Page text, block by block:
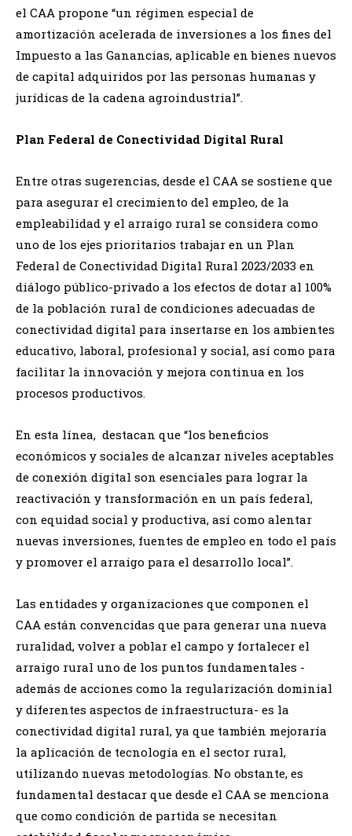
el CAA propone “un régimen especial de
amortización acelerada de inversiones a los fines del
Impuesto a las Ganancias, aplicable en bienes nuevos
de capital adquiridos por las personas humanas y
jurídicas de la cadena agroindustrial”.
Plan Federal de Conectividad Digital Rural
Entre otras sugerencias, desde el CAA se sostiene que
para asegurar el crecimiento del empleo, de la
empleabilidad y el arraigo rural se considera como
uno de los ejes prioritarios trabajar en un Plan
Federal de Conectividad Digital Rural 2023/2033 en
diálogo público-privado a los efectos de dotar al 100%
de la población rural de condiciones adecuadas de
conectividad digital para insertarse en los ambientes
educativo, laboral, profesional y social, así como para
facilitar la innovación y mejora continua en los
procesos productivos.
En esta línea, destacan que “los beneficios
económicos y sociales de alcanzar niveles aceptables
de conexión digital son esenciales para lograr la
reactivación y transformación en un país federal,
con equidad social y productiva, así como alentar
nuevas inversiones, fuentes de empleo en todo el país
y promover el arraigo para el desarrollo local”.
Las entidades y organizaciones que componen el
CAA están convencidas que para generar una nueva
ruralidad, volver a poblar el campo y fortalecer el
arraigo rural uno de los puntos fundamentales -
además de acciones como la regularización dominial
y diferentes aspectos de infraestructura- es la
conectividad digital rural, ya que también mejoraría
la aplicación de tecnología en el sector rural,
utilizando nuevas metodologías. No obstante, es
fundamental destacar que desde el CAA se menciona
que como condición de partida se necesitan